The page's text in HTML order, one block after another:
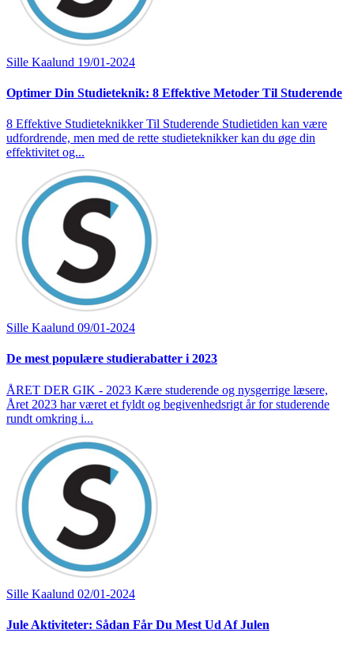
Sille Kaalund 19/01-2024
Optimer Din Studieteknik: 8 Effektive Metoder Til Studerende
8 Effektive Studieteknikker Til Studerende Studietiden kan være
udfordrende, men med de rette studieteknikker kan du øge din
effektivitet og...
Sille Kaalund 09/01-2024
De mest populære studierabatter i 2023
ÅRET DER GIK - 2023 Kære studerende og nysgerrige læsere,
Året 2023 har været et fyldt og begivenhedsrigt år for studerende
rundt omkring i...
Sille Kaalund 02/01-2024
Jule Aktiviteter: Sådan Får Du Mest Ud Af Julen